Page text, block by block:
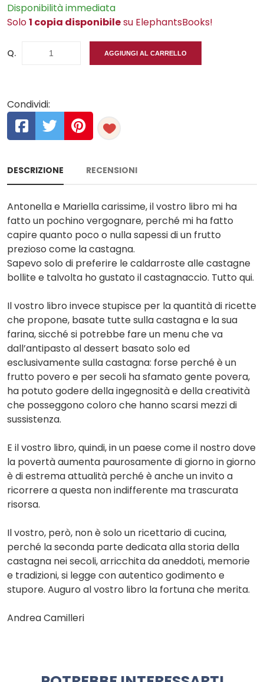
Disponibilità immediata
Solo1 copia disponibilesu ElephantsBooks!
Q. AGGIUNGI AL CARRELLO
Condividi:
DESCRIZIONE RECENSIONI
Antonella e Mariella carissime, il vostro libro mi ha
fatto un pochino vergognare, perché mi ha fatto
capire quanto poco o nulla sapessi di un frutto
prezioso come la castagna.
Sapevo solo di preferire le caldarroste alle castagne
bollite e talvolta ho gustato il castagnaccio. Tutto qui.
Il vostro libro invece stupisce per la quantità di ricette
che propone, basate tutte sulla castagna e la sua
farina, sicché si potrebbe fare un menu che va
dall’antipasto al dessert basato solo ed
esclusivamente sulla castagna: forse perché è un
frutto povero e per secoli ha sfamato gente povera,
ha potuto godere della ingegnosità e della creatività
che posseggono coloro che hanno scarsi mezzi di
sussistenza.
E il vostro libro, quindi, in un paese come il nostro dove
la povertà aumenta paurosamente di giorno in giorno
è di estrema attualità perché è anche un invito a
ricorrere a questa non indifferente ma trascurata
risorsa.
Il vostro, però, non è solo un ricettario di cucina,
perché la seconda parte dedicata alla storia della
castagna nei secoli, arricchita da aneddoti, memorie
e tradizioni, si legge con autentico godimento e
stupore. Auguro al vostro libro la fortuna che merita.
Andrea Camilleri